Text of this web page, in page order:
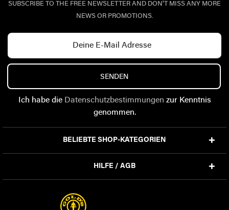
SUBSCRIBE TO THE FREE NEWSLETTER AND DON'T MISS ANY MORE
NEWS OR PROMOTIONS.
SENDEN
Ich habe die Datenschutzbestimmungen zur Kenntnis
genommen.
BELIEBTE SHOP-KATEGORIEN
HILFE / AGB